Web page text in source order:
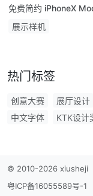
免费简约 iPhoneX
展示样机
热门标签
创意大赛 展厅设计
中文字体
KTK设计
设计展
电动汽车
LOGO设计
圣诞节
© 2010-2026 xiusheji
粤ICP备16055589号-1